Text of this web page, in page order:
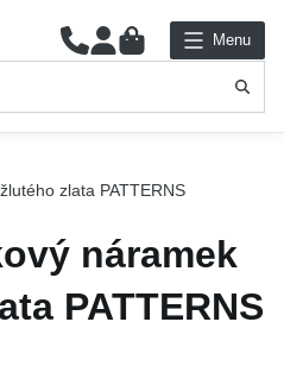
0 Menu
zlata PATTERNS
náramek
PATTERNS